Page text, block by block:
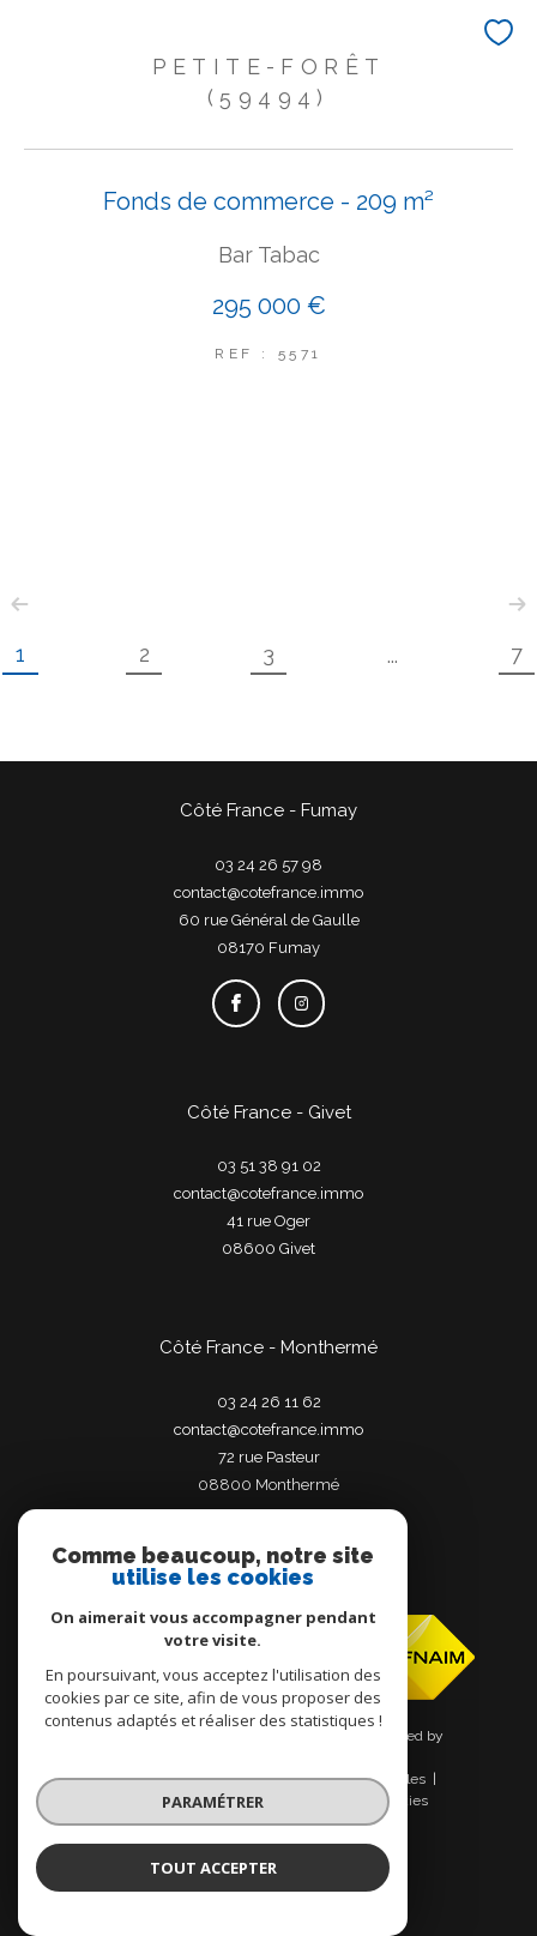
PETITE-FORÊT
(59494)
Fonds de commerce - 209 m²
Bar Tabac
295 000 €
REF : 5571
1 2 3 ... 7
Côté France - Fumay
03 24 26 57 98
contact@cotefrance.immo
60 rue Général de Gaulle
08170
fumay
Côté France - Givet
03 51 38 91 02
contact@cotefrance.immo
41 rue Oger
08600
givet
Côté France - Monthermé
03 24 26 11 62
contact@cotefrance.immo
72 rue Pasteur
08800
monthermé
Adhérents
© 2026 | Tous droits réservés | Traduction powered by
Nos honoraires
Plan du site
Mentions légales
Nos liens Politique RGPD Cookies
Comme beaucoup, notre site
utilise les cookies
On aimerait vous accompagner pendant
votre visite.
En poursuivant, vous acceptez l'utilisation des
cookies par ce site, afin de vous proposer des
contenus adaptés et réaliser des statistiques !
PARAMÉTRER
TOUT ACCEPTER